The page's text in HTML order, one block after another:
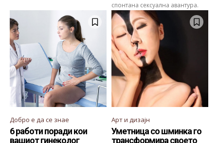
спонтана сексуална авантура.
Добро е да се знае
6 работи поради кои
вашиот гинеколог
Арт и дизајн
Уметница со шминка го
трансформира своето